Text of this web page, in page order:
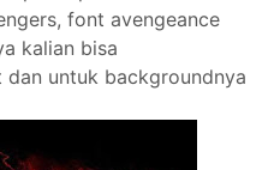
font avengeance
kalian bisa
untuk backgroundnya